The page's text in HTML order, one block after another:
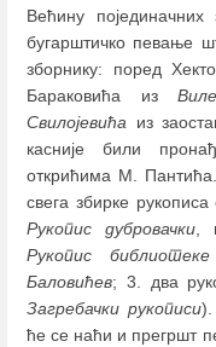
Већину појединачних
бугарштичко певање
зборнику: поред
Бараковића из
Свилојевића из
касније били
открићима М.
свега збирке
Рукопис дубровачки ,
Рукопис
Баловићев; 3. два
Загребачки рукописи).
ће се наћи и прегршт